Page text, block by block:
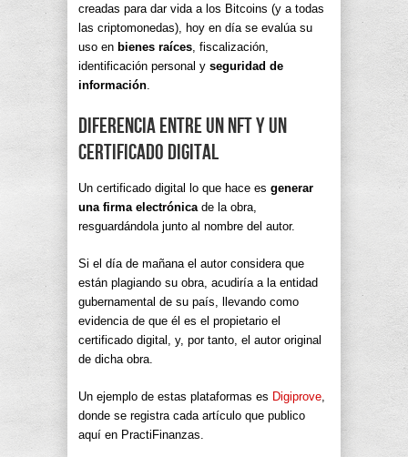
creadas para dar vida a los Bitcoins (y a todas
las criptomonedas), hoy en día se evalúa su
uso en bienes raíces , fiscalización,
identificación personal y seguridad de
información
Diferencia entre un NFT y un
Certificado Digital
Un certificado digital lo que hace es generar
una firma electrónica de la obra,
resguardándola junto al nombre del autor.
Si el día de mañana el autor considera que
están plagiando su obra, acudiría a la entidad
gubernamental de su país, llevando como
evidencia de que él es el propietario el
certificado digital, y, por tanto, el autor original
de dicha obra.
Un ejemplo de estas plataformas es Digiprove
donde se registra cada artículo que publico
aquí en PractiFinanzas.